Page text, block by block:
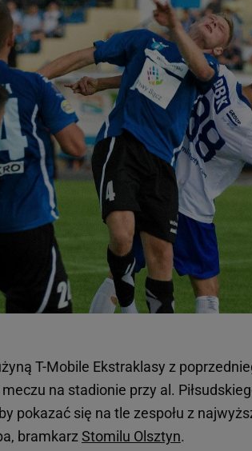
T-Mobile Ekstraklasy z
na stadionie przy al.
pokazać się na tle zespołu z
bramkarz Stomilu Olsztyn.